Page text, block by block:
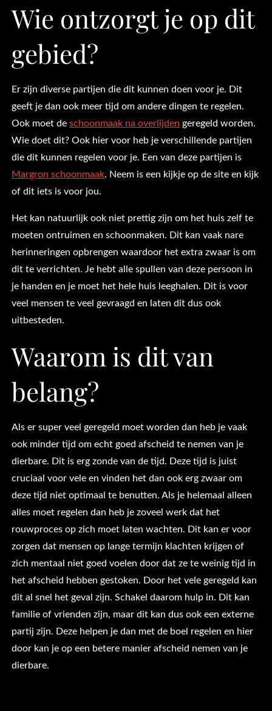
Wie ontzorgt je op dit
gebied?
Er zijn diverse partijen die dit kunnen doen voor je. Dit
geeft je dan ook meer tijd om andere dingen te regelen.
Ook moet deschoonmaak na overlijden geregeld worden.
Wie doet dit? Ook hier voor heb je verschillende partijen
die dit kunnen regelen voor je. Een van deze partijen is
Margron schoonmaak. Neem is een kijkje op de site en kijk
of dit iets is voor jou.
Het kan natuurlijk ook niet prettig zijn om het huis zelf te
moeten ontruimen en schoonmaken. Dit kan vaak nare
herinneringen opbrengen waardoor het extra zwaar is om
dit te verrichten. Je hebt alle spullen van deze persoon in
je handen en je moet het hele huis leeghalen. Dit is voor
veel mensen te veel gevraagd en laten dit dus ook
uitbesteden.
Waarom is dit van
belang?
Als er super veel geregeld moet worden dan heb je vaak
ook minder tijd om echt goed afscheid te nemen van je
dierbare. Dit is erg zonde van de tijd. Deze tijd is juist
cruciaal voor vele en vinden het dan ook erg zwaar om
deze tijd niet optimaal te benutten. Als je helemaal alleen
alles moet regelen dan heb je zoveel werk dat het
rouwproces op zich moet laten wachten. Dit kan er voor
zorgen dat mensen op lange termijn klachten krijgen of
zich mentaal niet goed voelen door dat ze te weinig tijd in
het afscheid hebben gestoken. Door het vele geregeld kan
dit al snel het geval zijn. Schakel daarom hulp in. Dit kan
familie of vrienden zijn, maar dit kan dus ook een externe
partij zijn. Deze helpen je dan met de boel regelen en hier
door kan je op een betere manier afscheid nemen van je
dierbare.